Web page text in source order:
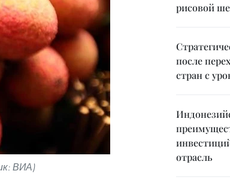
ВИА)
рисовой
после
стран с
отрасль